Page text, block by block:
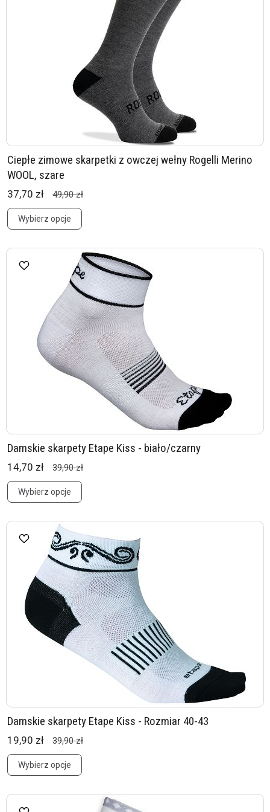
Ciepłe zimowe skarpetki z owczej wełny Rogelli Merino
WOOL, szare
37,70 zł 49,90 zł
Wybierz opcje
Damskie skarpety Etape Kiss - biało/czarny
14,70 zł 39,90 zł
Wybierz opcje
Damskie skarpety Etape Kiss - Rozmiar 40-43
19,90 zł 39,90 zł
Wybierz opcje